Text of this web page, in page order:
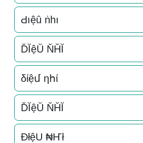
Ԁıệȗ ṅһı
D̆ĬệŬ N̆H̆Ĭ
δίệմ ηհί
D̆ĬệŬ N̆H̆Ĭ
ÐłệU ₦Ҥł